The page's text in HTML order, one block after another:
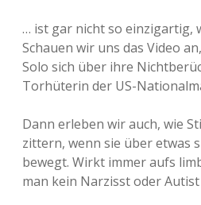
… ist gar nicht so einzigartig,
Schauen wir uns das Video
Solo sich über ihre
Torhüterin der US-
Dann erleben wir auch, wie
zittern, wenn sie über etwas
bewegt. Wirkt immer aufs
man kein Narzisst oder Autist